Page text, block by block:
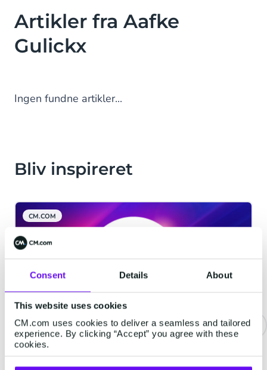
Consent Details About
This website uses cookies
CM.com uses cookies to deliver a seamless and tailored
experience. By clicking “Accept” you agree with these
cookies.
Artikler fra Aafke
Gulickx
Ingen fundne artikler...
Bliv inspireret
CM.COM
CM.com lancerer Agentic AI-
platformen HALO